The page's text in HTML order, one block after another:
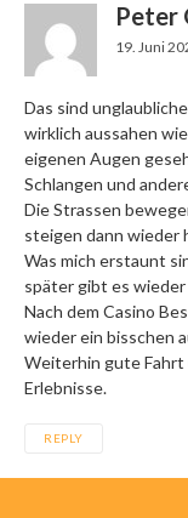
Peter
19. Juni
Das sind
wirklich aussahen
eigenen Augen
Schlangen und
Die Strassen
steigen dann wieder
Was mich erstaunt
später gibt es
Nach dem Casino
wieder ein bisschen
Weiterhin gute Fahrt
Erlebnisse.
REPLY